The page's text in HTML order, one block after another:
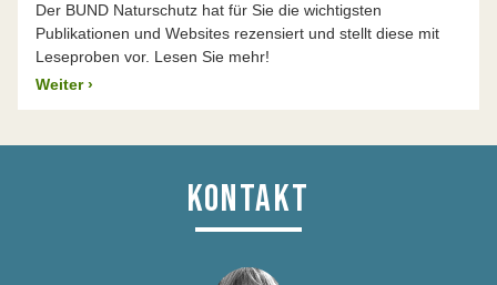
Der BUND Naturschutz hat für Sie die wichtigsten
Publikationen und Websites rezensiert und stellt diese mit
Leseproben vor. Lesen Sie mehr!
Weiter ›
KONTAKT